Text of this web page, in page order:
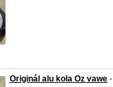
Originál alu kola Oz vawe -